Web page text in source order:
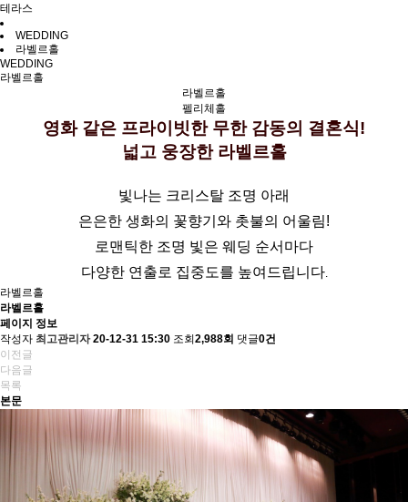
테라스
WEDDING
라벨르홀
WEDDING
라벨르홀
라벨르홀
펠리체홀
영화 같은 프라이빗한 무한 감동의 결혼식!
넓고 웅장한 라벨르홀
빛나는 크리스탈 조명 아래
은은한 생화의 꽃향기와 촛불의 어울림!
로맨틱한 조명 빛은 웨딩 순서마다
다양한 연출로 집중도를 높여드립니다.
라벨르홀
라벨르홀
페이지 정보
작성자 최고관리자 20-12-31 15:30 조회 2,988회 댓글0건
이전글
다음글
목록
본문